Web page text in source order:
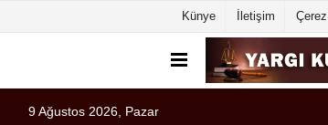
Künye İletişim
9 Ağustos 2026, Pazar